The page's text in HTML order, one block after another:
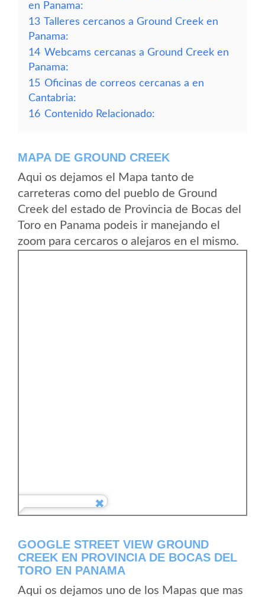
en Panama:
13 Talleres cercanos a Ground Creek en
Panama:
14 Webcams cercanas a Ground Creek en
Panama:
15 Oficinas de correos cercanas a en
Cantabria:
16 Contenido Relacionado:
MAPA DE GROUND CREEK
Aqui os dejamos el Mapa tanto de
carreteras como del pueblo de Ground
Creek del estado de Provincia de Bocas del
Toro en Panama podeis ir manejando el
zoom para cercaros o alejaros en el mismo.
GOOGLE STREET VIEW GROUND
CREEK EN PROVINCIA DE BOCAS DEL
TORO EN PANAMA
Aqui os dejamos uno de los Mapas que mas